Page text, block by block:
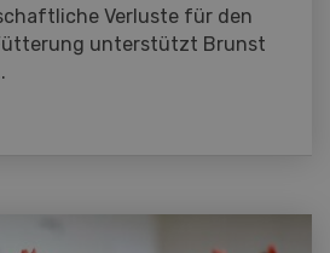
Verluste für den
unterstützt Brunst